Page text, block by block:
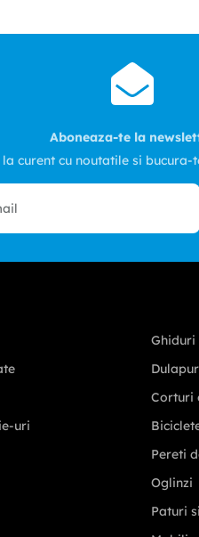
Aboneaza-te la
curent cu noutatile si
uri
Corturi
Pereti
Oglinzi
Paturi